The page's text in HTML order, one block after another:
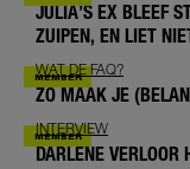
JULIA’S EX BLEEF
ZUIPEN, EN LIET
WAT DE FAQ?
ZO MAAK JE
INTERVIEW
DARLENE